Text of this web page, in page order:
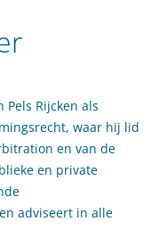
Pels Rijcken als
waar hij lid
en van de
en private
adviseert in alle